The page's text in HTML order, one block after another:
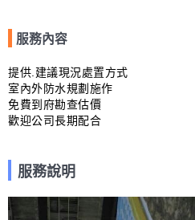
服務內容
提供.建議現況處置方式
室內外防水規劃
免費到府勘查估價
歡迎公司長期配合
服務說明